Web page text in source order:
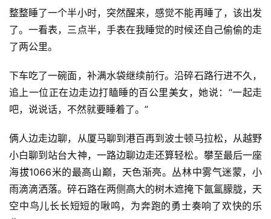
整整睡了一个半小时，突然醒来，感觉不能再睡了，该出发
了。一看表，三点半，手表在我睡觉的时候还自己偷偷的走
了两公里。
下车吃了一碗面，补满水袋继续前行。沿碎石路行进不久，
追上一位正在边走边打瞌睡的百公里美女，她说：“一起走
吧，说说话，不然就要睡着了。”
俩人边走边聊，从厦马聊到港百再到波士顿马拉松，从越野
小白聊到站台大神，一路边聊边走还算轻松。攀至最后一座
海拔1066米的最高山巅，天色渐亮。丛林中雾气迷蒙，小
雨滴滴洒落。碎石路在两侧高大的树木遮掩下氤氲朦胧，天
空中鸟儿长长短短的啾鸣，为奔跑的勇士奏响了欢快的乐